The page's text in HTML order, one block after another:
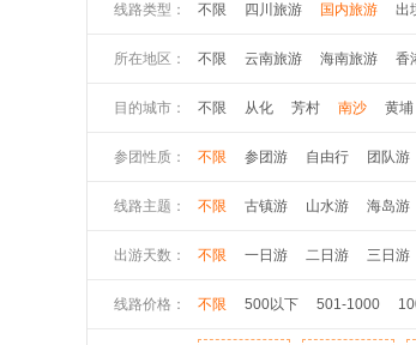
线路类型： 不限 四川旅游 国内旅游 出
所在地区： 不限 云南旅游 海南旅游 香
山西旅游
黑龙江旅游 吉林旅游
目的城市： 不限 从化 芳村 南沙 黄埔
参团性质： 不限 参团游 自由行 团队游
线路主题： 不限 古镇游 山水游 海岛游
出游天数： 不限 一日游 二日游 三日游
线路价格： 不限 500以下 501-1000